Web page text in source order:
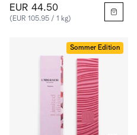
EUR 44.50
(EUR 105.95 / 1 kg)
Sommer Edition